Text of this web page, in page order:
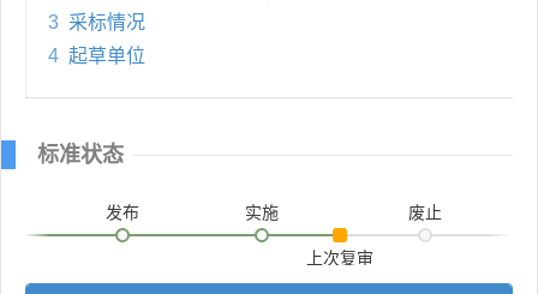
3 采标情况
4 起草单位
标准状态
发布 实施
上次复审
废止